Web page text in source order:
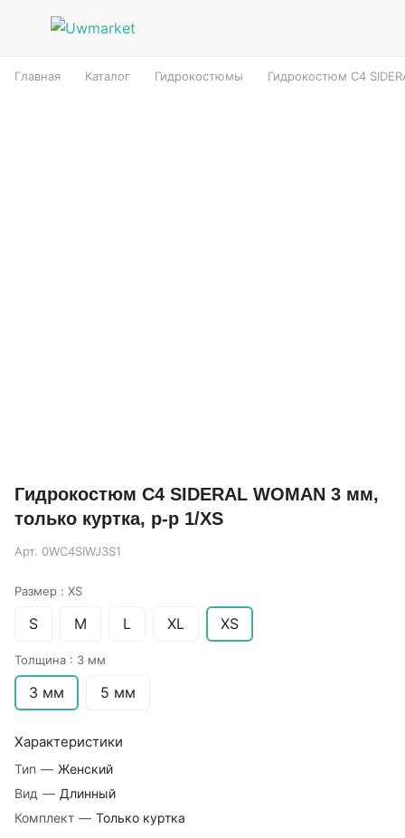
Главная Каталог Гидрокостюмы Гидрокостюм C4
Гидрокостюм C4 SIDERAL WOMAN 3 мм,
только куртка, р-р 1/XS
Арт. 0WC4SIWJ3S1
Размер : XS
S M L XL XS
Толщина : 3 мм
3 мм 5 мм
Характеристики
Тип — Женский
Вид — Длинный
Комплект — Только куртка